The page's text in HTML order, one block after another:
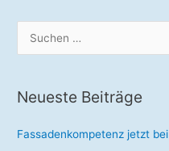
u
h
n
Neueste Beiträge
Fassadenkompetenz jetzt bei